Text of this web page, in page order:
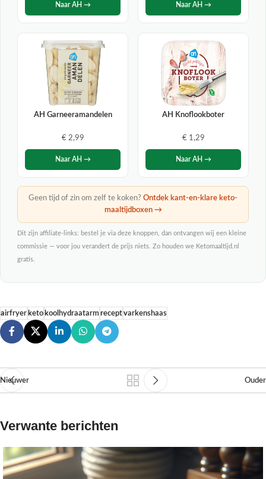
Naar AH → Naar AH →
AH Garneeramandelen
€ 2,99
Naar AH →
AH Knoflookboter
€ 1,29
Naar AH →
Geen tijd of zin om zelf te koken? Ontdek kant-en-klare keto-
maaltijdboxen →
Dit zijn affiliate-links: bestel je via deze knoppen, dan ontvangen wij een kleine
commissie — voor jou verandert de prijs niets. Zo houden we Ketomaaltijd.nl
gratis.
airfryer keto koolhydraatarm receptvarkenshaas
Nieuwer Ouder
Verwante berichten